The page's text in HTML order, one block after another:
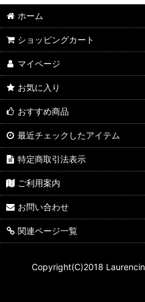
ホーム
ショッピングカート
マイページ
お気に入り
おすすめ商品
最近チェックしたアイテム
特定商取引法表示
ご利用案内
お問い合わせ
関連ページ一覧
Copyright(C)2018